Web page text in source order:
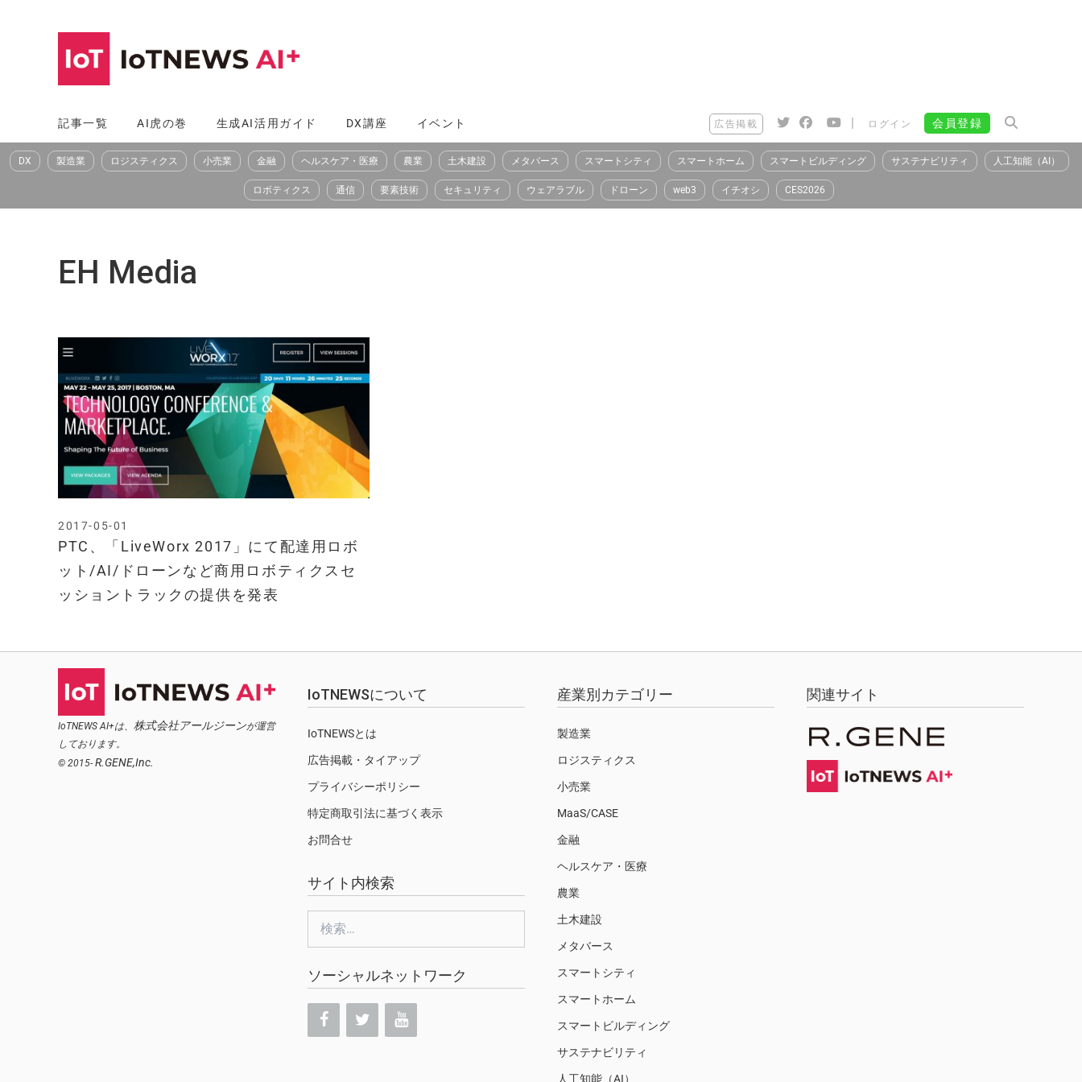
へ
ス
記事一覧 AI虎の巻 生成AI活用ガイド DX講座 イベント 広告掲載 | ログイン 会員登録
DX 製造業 ロジスティクス 小売業 金融 ヘルスケア・医療 農業 土木建設 メタバース スマートシティ スマートホーム スマートビルディング サステナビリティ 人工知能（AI）
ロボティクス 通信 要素技術 セキュリティ ウェアラブル ドローン web3 イチオシ CES2026
EH Media
PTC、「LiveWorx 2017」にて配達用ロボ
ット/AI/ドローンなど商用ロボティクスセ
ッショントラックの提供を発表
2017-05-01
IoTNEWS AI+は、 株式会社アールジーンが運営
しております。
© 2015- R.GENE,Inc.
IoTNEWSについて
IoTNEWSとは
広告掲載・タイアップ
プライバシーポリシー
特定商取引法に基づく表示
お問合せ
サイト内検索
ソーシャルネットワーク
産業別カテゴリー
製造業
ロジスティクス
小売業
MaaS/CASE
金融
ヘルスケア・医療
農業
土木建設
メタバース
スマートシティ
スマートホーム
スマートビルディング
サステナビリティ
人工知能（AI）
関連サイト